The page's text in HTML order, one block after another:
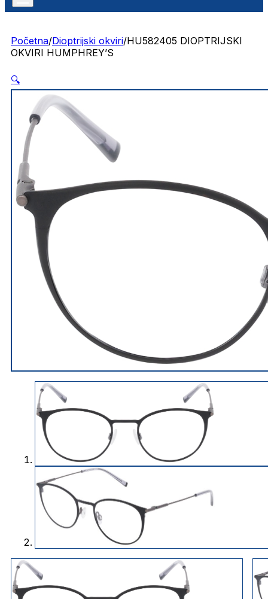
Početna/Dioptrijski okviri/HU582405 DIOPTRIJSKI
OKVIRI HUMPHREY’S
🔍